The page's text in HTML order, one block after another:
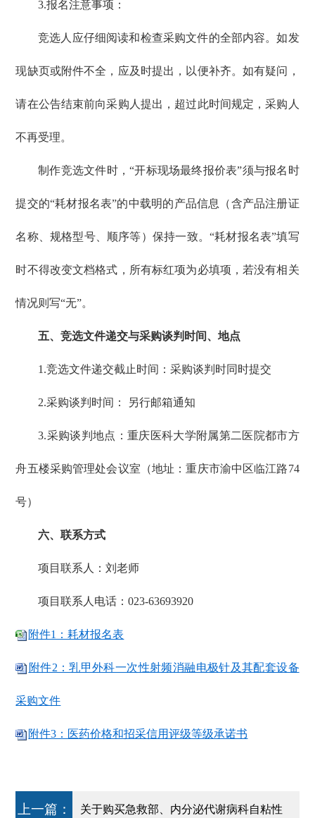
3.报名注意事项：
竞选人应仔细阅读和检查采购文件的全部内容。如发
现缺页或附件不全，应及时提出，以便补齐。如有疑问，
请在公告结束前向采购人提出，超过此时间规定，采购人
不再受理。
制作竞选文件时，“开标现场最终报价表”须与报名时
提交的“耗材报名表”的中载明的产品信息（含产品注册证
名称、规格型号、顺序等）保持一致。“耗材报名表”填写
时不得改变文档格式，所有标红项为必填项，若没有相关
情况则写“无”。
五、竞选文件递交与采购谈判时间、地点
1.竞选文件递交截止时间：采购谈判时同时提交
2.采购谈判时间： 另行邮箱通知
3.采购谈判地点：重庆医科大学附属第二医院都市方
舟五楼采购管理处会议室（地址：重庆市渝中区临江路74
号）
六、联系方式
项目联系人：刘老师
项目联系人电话：023-63693920
附件1：耗材报名表
附件2：乳甲外科一次性射频消融电极针及其配套设备
采购文件
附件3：医药价格和招采信用评级等级承诺书
上一篇： 关于购买急救部、内分泌代谢病科自粘性